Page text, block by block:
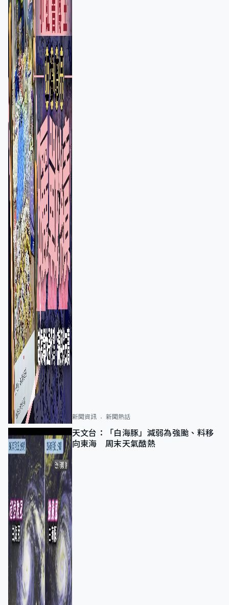
新聞資訊 新聞熱話
天文台：「白海豚」減弱為強颱、料移
向東海 周末天氣酷熱